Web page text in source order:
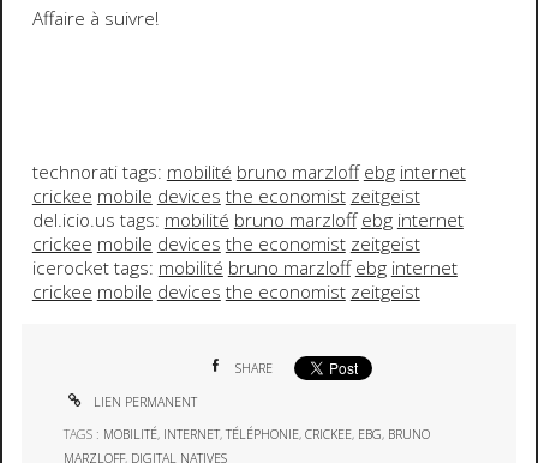
Affaire à suivre!
technorati tags: mobilité bruno marzloff ebg internet
crickee mobile devices the economist zeitgeist
del.icio.us tags: mobilité bruno marzloff ebg internet
crickee mobile devices the economist zeitgeist
icerocket tags: mobilité bruno marzloff ebg internet
crickee mobile devices the economist zeitgeist
SHARE
LIEN PERMANENT
TAGS : MOBILITÉ, INTERNET,TÉLÉPHONIE,CRICKEE, EBG, BRUNO
MARZLOFF, DIGITAL NATIVES